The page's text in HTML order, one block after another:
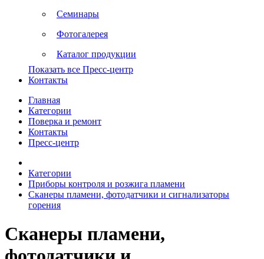
Семинары
Фотогалерея
Каталог продукции
Показать все Пресс-центр
Контакты
Главная
Категории
Поверка и ремонт
Контакты
Пресс-центр
Категории
Приборы контроля и розжига пламени
Сканеры пламени, фотодатчики и сигнализаторы
горения
Сканеры пламени,